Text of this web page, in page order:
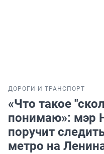
ДОРОГИ И ТРАНСПОРТ
«Что такое
понимаю»: мэр
поручит
метро на